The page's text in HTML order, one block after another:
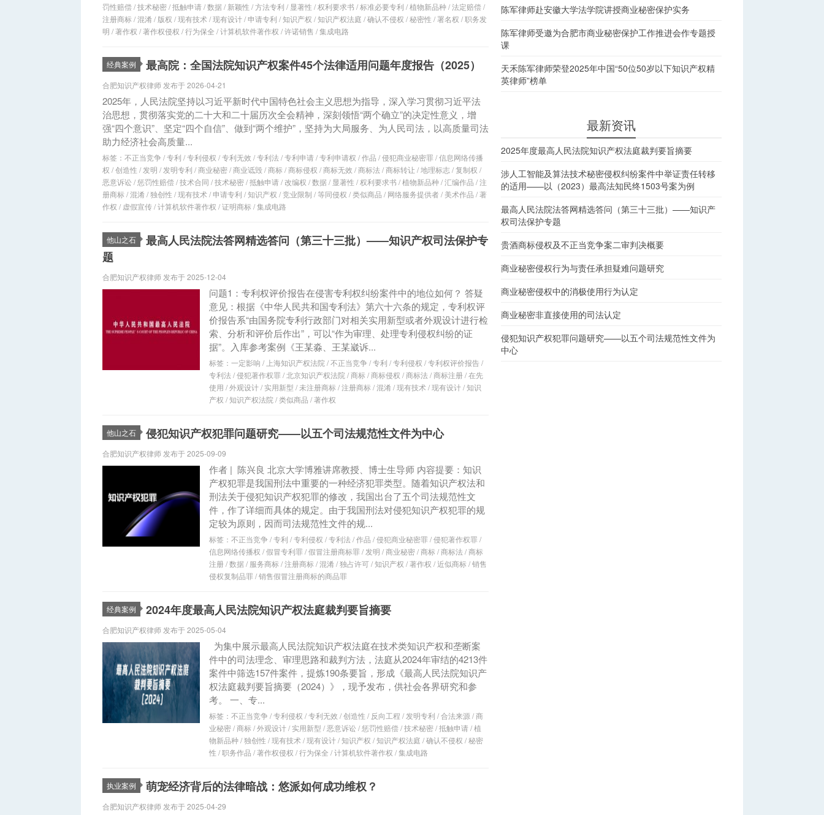
罚性赔偿/技术秘密/抵触申请/数据/ 新颖性 /方法专利 / 显著性 /权利要求书 /标准必要专利 /植物新品种/法定赔偿/
注册商标 /混淆/ 版权 /现有技术/现有设计/申请专利 /知识产权 /知识产权法庭 /确认不侵权 /秘密性 /署名权 /职务发
明 /著作权 /著作权侵权 /行为保全 /计算机软件著作权 /许诺销售 /集成电路
经典案例 最高院：全国法院知识产权案件45个法律适用问题年度报告（2025）
合肥知识产权律师 发布于 2026-04-21
2025年，人民法院坚持以习近平新时代中国特色社会主义思想为指导，深入学习贯彻习近平法
治思想，贯彻落实党的二十大和二十届历次全会精神，深刻领悟“两个确立”的决定性意义，增
强“四个意识”、坚定“四个自信”、做到“两个维护”，坚持为大局服务、为人民司法，以高质量司法
助力经济社会高质量...
标签： 不正当竞争/专利 /专利侵权 /专利无效 /专利法 /专利申请/专利申请权 /作品 /侵犯商业秘密罪 /信息网络传播
权 /创造性 / 发明 / 发明专利 /商业秘密/商业诋毁/商标 /商标侵权 /商标无效 /商标法 /商标转让 /地理标志/复制权 /
恶意诉讼/惩罚性赔偿/技术合同 /技术秘密/抵触申请/改编权 /数据/ 显著性 /权利要求书 /植物新品种/汇编作品 /注
册商标 /混淆/独创性 /现有技术/申请专利 /知识产权 /竞业限制 /等同侵权 /类似商品 / 网络服务提供者/ 美术作品 /著
作权 / 虚假宣传/计算机软件著作权 /证明商标 /集成电路
他山之石
最高人民法院法答网精选答问（第三十三批）——知识产权司法保护专
题
合肥知识产权律师 发布于 2025-12-04
问题1：专利权评价报告在侵害专利权纠纷案件中的地位如何？ 答疑
意见：根据《中华人民共和国专利法》第六十六条的规定，专利权评
价报告系“由国务院专利行政部门对相关实用新型或者外观设计进行检
索、分析和评价后作出”，可以“作为审理、处理专利侵权纠纷的证
据”。入库参考案例《王某淼、王某崴诉...
标签：一定影响 / 上海知识产权法院 /不正当竞争/专利 /专利侵权 /专利权评价报告/
专利法 /侵犯著作权罪 /北京知识产权法院 /商标 /商标侵权 /商标法 /商标注册/在先
使用 /外观设计/ 实用新型 /未注册商标 /注册商标 /混淆/现有技术/现有设计/知识
产权 /知识产权法院 /类似商品 /著作权
他山之石 侵犯知识产权犯罪问题研究——以五个司法规范性文件为中心
合肥知识产权律师 发布于 2025-09-09
作者 | 陈兴良 北京大学博雅讲席教授、博士生导师 内容提要：知识
产权犯罪是我国刑法中重要的一种经济犯罪类型。随着知识产权法和
刑法关于侵犯知识产权犯罪的修改，我国出台了五个司法规范性文
件，作了详细而具体的规定。由于我国刑法对侵犯知识产权犯罪的规
定较为原则，因而司法规范性文件的规...
标签：不正当竞争/专利 /专利侵权 /专利法 /作品 /侵犯商业秘密罪 /侵犯著作权罪 /
信息网络传播权 /假冒专利罪 /假冒注册商标罪 / 发明 /商业秘密/商标 /商标法 /商标
注册/数据/ 服务商标 /注册商标 /混淆/独占许可/知识产权 /著作权 /近似商标 /销售
侵权复制品罪 /销售假冒注册商标的商品罪
经典案例 2024年度最高人民法院知识产权法庭裁判要旨摘要
合肥知识产权律师 发布于 2025-05-04
为集中展示最高人民法院知识产权法庭在技术类知识产权和垄断案
件中的司法理念、审理思路和裁判方法，法庭从2024年审结的4213件
案件中筛选157件案件，提炼190条要旨，形成《最高人民法院知识产
权法庭裁判要旨摘要（2024）》，现予发布，供社会各界研究和参
考。 一、专...
标签：不正当竞争/专利侵权 /专利无效 /创造性 / 反向工程 / 发明专利 /合法来源 /商
业秘密/商标 /外观设计/ 实用新型 /恶意诉讼/惩罚性赔偿/技术秘密/抵触申请/植
物新品种/独创性 /现有技术/现有设计/知识产权 /知识产权法庭 /确认不侵权 /秘密
性 /职务作品 /著作权侵权 /行为保全 /计算机软件著作权 /集成电路
执业案例 萌宠经济背后的法律暗战：悠派如何成功维权？
合肥知识产权律师 发布于 2025-04-29
陈军律师赴安徽大学法学院讲授商业秘密保护实务
陈军律师受邀为合肥市商业秘密保护工作推进会作专题授
课
天禾陈军律师荣登2025年中国“50位50岁以下知识产权精
英律师”榜单
最新资讯
2025年度最高人民法院知识产权法庭裁判要旨摘要
涉人工智能及算法技术秘密侵权纠纷案件中举证责任转移
的适用——以（2023）最高法知民终1503号案为例
最高人民法院法答网精选答问（第三十三批）——知识产
权司法保护专题
贵酒商标侵权及不正当竞争案二审判决概要
商业秘密侵权行为与责任承担疑难问题研究
商业秘密侵权中的消极使用行为认定
商业秘密非直接使用的司法认定
侵犯知识产权犯罪问题研究——以五个司法规范性文件为
中心